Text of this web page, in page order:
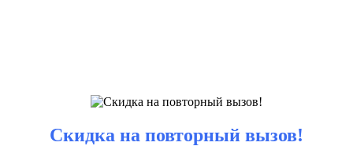
Скидка на повторный вызов!